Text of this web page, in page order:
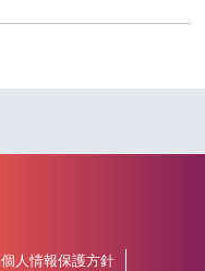
個人情報保護方針